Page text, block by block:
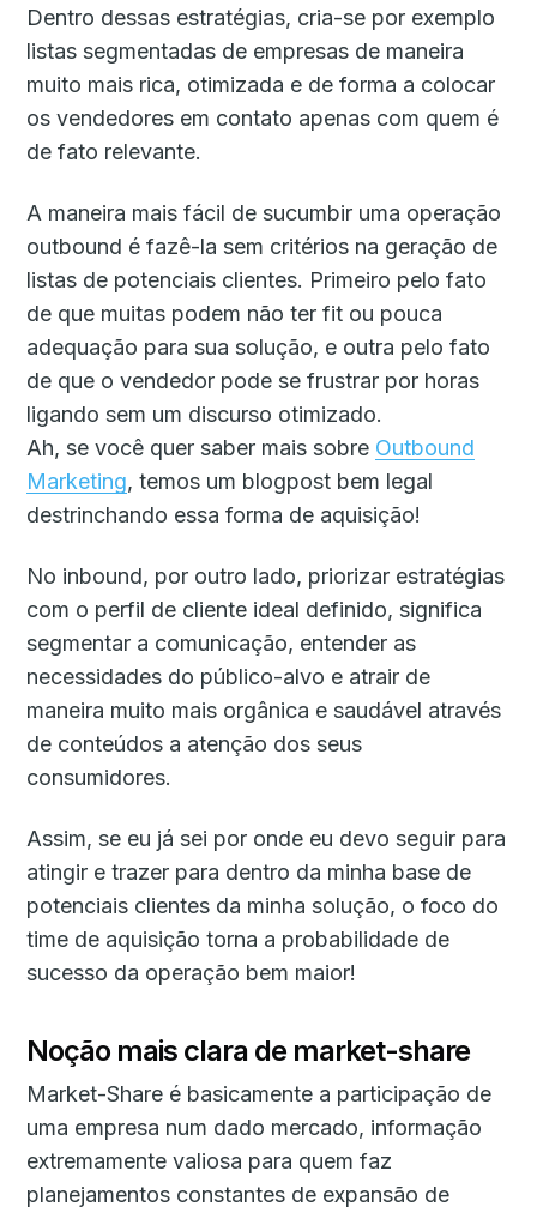
Dentro dessas estratégias, cria-se por exemplo
listas segmentadas de empresas de maneira
muito mais rica, otimizada e de forma a colocar
os vendedores em contato apenas com quem é
de fato relevante.
A maneira mais fácil de sucumbir uma operação
outbound é fazê-la sem critérios na geração de
listas de potenciais clientes. Primeiro pelo fato
de que muitas podem não ter fit ou pouca
adequação para sua solução, e outra pelo fato
de que o vendedor pode se frustrar por horas
ligando sem um discurso otimizado.
Ah, se você quer saber mais sobre Outbound
Marketing, temos um blogpost bem legal
destrinchando essa forma de aquisição!
No inbound, por outro lado, priorizar estratégias
com o perfil de cliente ideal definido, significa
segmentar a comunicação, entender as
necessidades do público-alvo e atrair de
maneira muito mais orgânica e saudável através
de conteúdos a atenção dos seus
consumidores.
Assim, se eu já sei por onde eu devo seguir para
atingir e trazer para dentro da minha base de
potenciais clientes da minha solução, o foco do
time de aquisição torna a probabilidade de
sucesso da operação bem maior!
Noção mais clara de market-share
Market-Share é basicamente a participação de
uma empresa num dado mercado, informação
extremamente valiosa para quem faz
planejamentos constantes de expansão de